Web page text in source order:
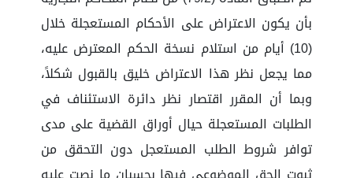
بأن يكون الاعتراض على الأحكام المستعجلة خلال
(10) أيام من استلام نسخة الحكم المعترض عليه،
مما يجعل نظر هذا الاعتراض خليق بالقبول شكلاً،
وبما أن المقرر اقتصار نظر دائرة الاستئناف في
الطلبات المستعجلة حيال أوراق القضية على مدى
توافر شروط الطلب المستعجل دون التحقق من